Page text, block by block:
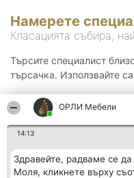
ОРЛИ Мебели
14:13
Здравейте, радваме се
Моля, кликнете върху
Намерете
Класацията събира,
Търсите специалист
търсачка. Използвайте